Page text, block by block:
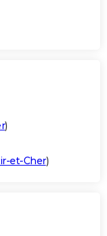
)
et-Cher)